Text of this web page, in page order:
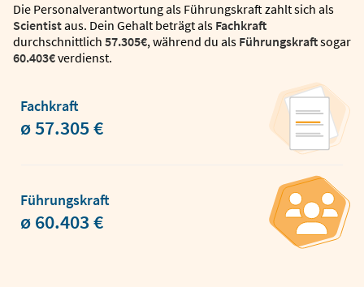
Die Personalverantwortung als Führungskraft zahlt sich als
Scientistaus. Dein Gehalt beträgt als Fachkraft
durchschnittlich 57.305€, während du als Führungskraftsogar
60.403€verdienst.
Fachkraft
ø 57.305 €
Führungskraft
ø 60.403 €